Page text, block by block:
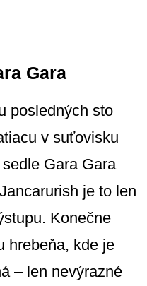
Gara
posledných sto
v suťovisku
Gara Gara
je to len
Konečne
hrebeňa, kde je
– len nevýrazné